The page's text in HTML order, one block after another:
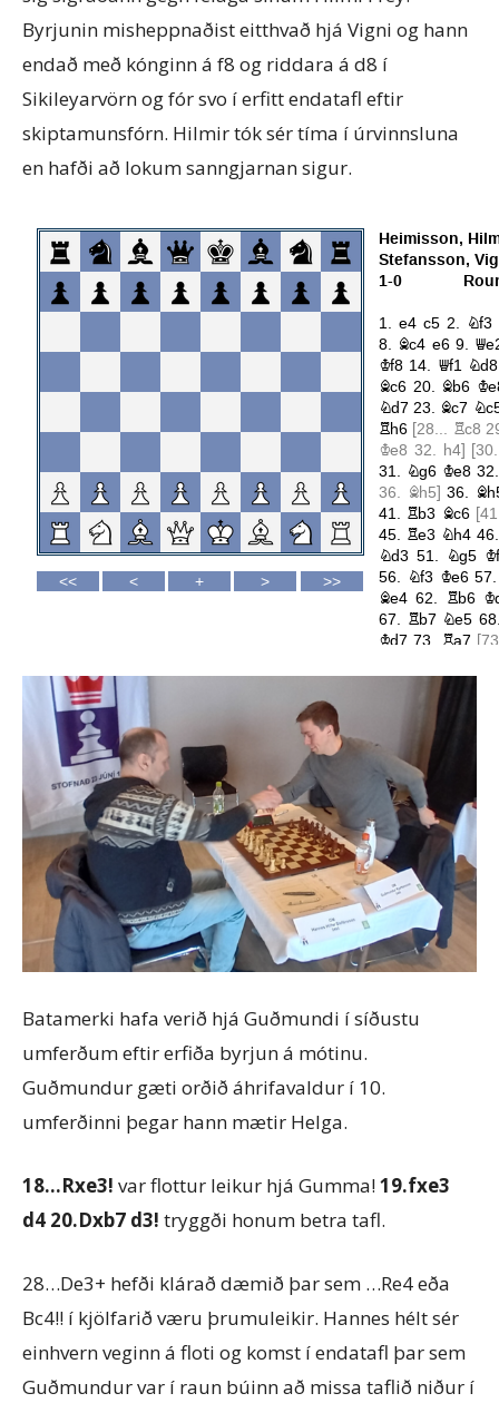
Byrjunin misheppnaðist eitthvað hjá Vigni og hann
endað með kónginn á f8 og riddara á d8 í
Sikileyarvörn og fór svo í erfitt endatafl eftir
skiptamunsfórn. Hilmir tók sér tíma í úrvinnsluna
en hafði að lokum sanngjarnan sigur.
Batamerki hafa verið hjá Guðmundi í síðustu
umferðum eftir erfiða byrjun á mótinu.
Guðmundur gæti orðið áhrifavaldur í 10.
umferðinni þegar hann mætir Helga.
18…Rxe3! var flottur leikur hjá Gumma!19.fxe3
d4 20.Dxb7 d3! tryggði honum betra tafl.
28…De3+ hefði klárað dæmið þar sem …Re4 eða
Bc4!! í kjölfarið væru þrumuleikir. Hannes hélt sér
einhvern veginn á floti og komst í endatafl þar sem
Guðmundur var í raun búinn að missa taflið niður í